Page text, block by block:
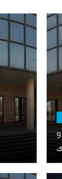
9 تىل بىلەتىن پولياك ديپلوماتى قازاقشا